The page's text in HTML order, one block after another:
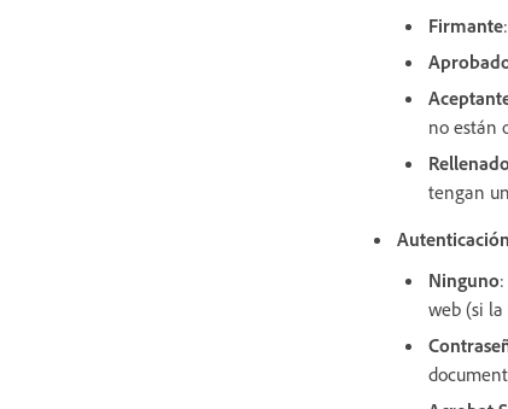
Firmante
no están
tengan
Ninguno
web (si